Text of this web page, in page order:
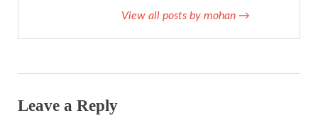
View all posts by mohan →
Leave a Reply